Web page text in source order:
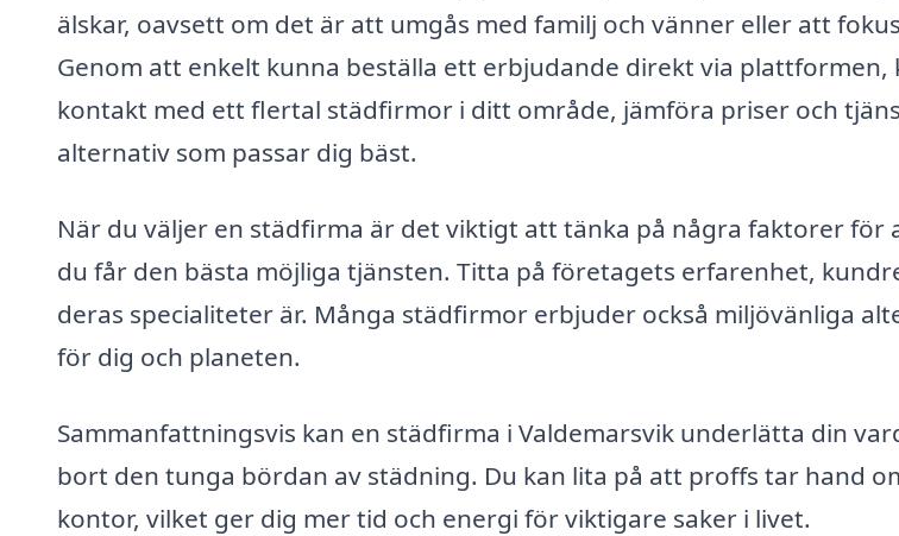
älskar, oavsett om det är att umgås med familj och vänner eller att
Genom att enkelt kunna beställa ett erbjudande direkt via plattformen,
kontakt med ett flertal städfirmor i ditt område, jämföra priser och
alternativ som passar dig bäst.
När du väljer en städfirma är det viktigt att tänka på några faktorer för
du får den bästa möjliga tjänsten. Titta på företagets erfarenhet,
deras specialiteter är. Många städfirmor erbjuder också miljövänliga
för dig och planeten.
Sammanfattningsvis kan en städfirma i Valdemarsvik underlätta din
bort den tunga bördan av städning. Du kan lita på att proffs tar hand
kontor, vilket ger dig mer tid och energi för viktigare saker i livet.